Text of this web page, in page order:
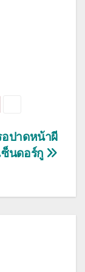
อปาดหน้าผี
ซ็นดอร์กู